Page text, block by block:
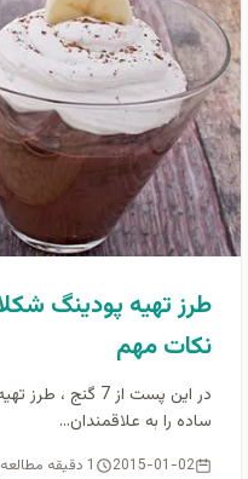
طرز تهيه پودينگ
نكات مهم
در اين پست از 7
ساده را به علاقمندان...
2015-01-02 1 دقیقه مطالعه